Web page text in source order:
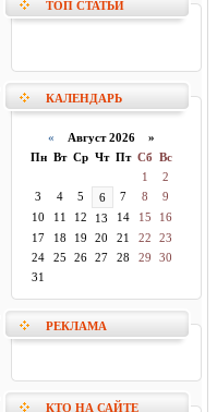
ТОП СТАТЬИ
КАЛЕНДАРЬ
« Август 2026 »
Пн Вт Ср Чт Пт Сб Вс
1
2
3
4 5 6 7 8
9
10
11 12 13 14 15
16
17
18 19 20 21 22
23
24
25 26 27 28 29
30
31
РЕКЛАМА
КТО НА САЙТЕ